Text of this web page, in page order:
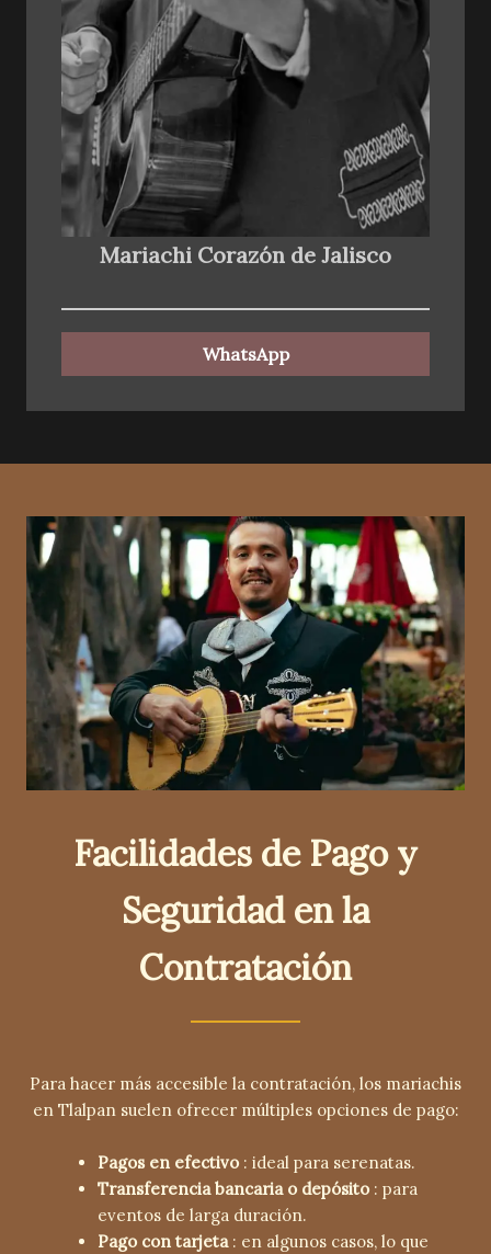
Mariachi Corazón de Jalisco
WhatsApp
Facilidades de Pago y
Seguridad en la
Contratación
Para hacer más accesible la contratación, los mariachis
en Tlalpan suelen ofrecer múltiples opciones de pago:
Pagos en efectivo : ideal para serenatas.
Transferencia bancaria o depósito : para
eventos de larga duración.
Pago con tarjeta: en algunos casos, lo que